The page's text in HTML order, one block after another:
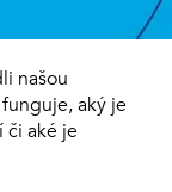
našou
aký je
či aké je